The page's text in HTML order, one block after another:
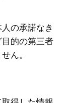
の承諾なき
的の第三者
ん。